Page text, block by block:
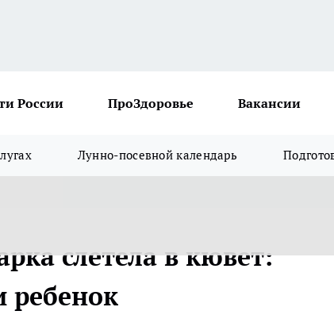
России ПроЗдоровье Вакансии
Лунно-посевной календарь
слетела в кювет:
ребенок